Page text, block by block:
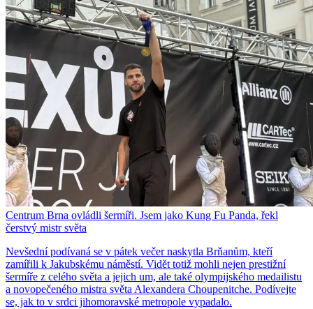
Centrum Brna ovládli šermíři. Jsem jako Kung Fu Panda, řekl
čerstvý mistr světa
Nevšední podívaná se v pátek večer naskytla Brňanům, kteří
zamířili k Jakubskému náměstí. Vidět totiž mohli nejen prestižní
šermíře z celého světa a jejich um, ale také olympijského medailistu
a novopečeného mistra světa Alexandera Choupenitche. Podívejte
se, jak to v srdci jihomoravské metropole vypadalo.